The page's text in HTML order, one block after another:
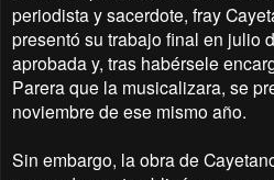
periodista y sacerdote, fray
presentó su trabajo final en julio
aprobada y, tras habérsele
Parera que la musicalizara, se
noviembre de ese mismo año.
Sin embargo, la obra de